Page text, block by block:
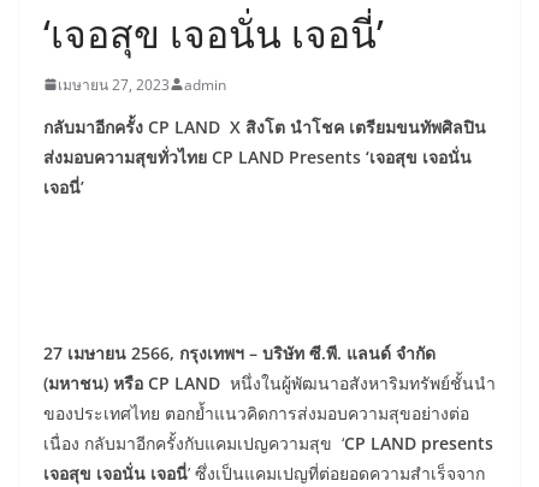
‘เจอสุข เจอนั่น เจอนี่’
เมษายน 27, 2023 admin
กลับมาอีกครั้ง CP LAND X สิงโต นำโชค เตรียมขนทัพศิลปิน
ส่งมอบความสุขทั่วไทย CP LAND Presents ‘เจอสุข เจอนั่น
เจอนี่’
27 เมษายน 2566, กรุงเทพฯ – บริษัท ซี.พี. แลนด์ จำกัด
(มหาชน) หรือ CP LAND หนึ่งในผู้พัฒนาอสังหาริมทรัพย์ชั้นนำ
ของประเทศไทย ตอกย้ำแนวคิดการส่งมอบความสุขอย่างต่อ
เนื่อง กลับมาอีกครั้งกับแคมเปญความสุข ‘CP LAND presents
เจอสุข เจอนั่น เจอนี่’ ซึ่งเป็นแคมเปญที่ต่อยอดความสำเร็จจาก